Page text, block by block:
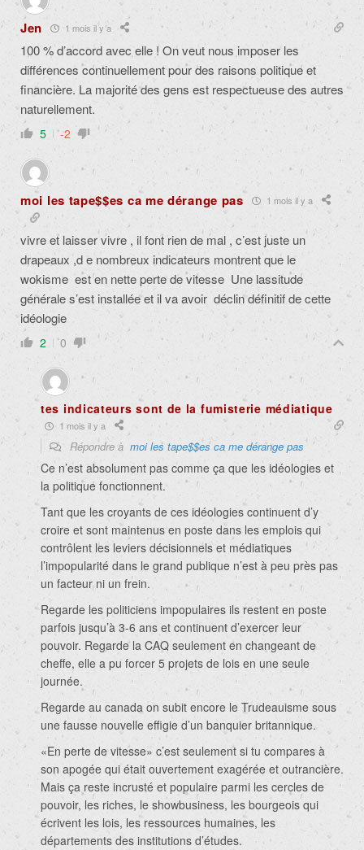
Jen 1 mois il y a
100 % d’accord avec elle ! On veut nous imposer les
différences continuellement pour des raisons politique et
financière. La majorité des gens est respectueuse des autres
naturellement.
5 -2
moi les tape$$es ca me dérange pas 1 mois il y a
vivre et laisser vivre , il font rien de mal , c’est juste un
drapeaux ,d e nombreux indicateurs montrent que le
wokisme est en nette perte de vitesse Une lassitude
générale s’est installée et il va avoir déclin définitif de cette
idéologie
2 0
tes indicateurs sont de la fumisterie médiatique
1 mois il y a
Répondre à moi les tape$$es ca me dérange pas
Ce n’est absolument pas comme ça que les idéologies et
la politique fonctionnent.
Tant que les croyants de ces idéologies continuent d’y
croire et sont maintenus en poste dans les emplois qui
contrôlent les leviers décisionnels et médiatiques
l’impopularité dans le grand publique n’est à peu près pas
un facteur ni un frein.
Regarde les politiciens impopulaires ils restent en poste
parfois jusqu’à 3-6 ans et continuent d’exercer leur
pouvoir. Regarde la CAQ seulement en changeant de
cheffe, elle a pu forcer 5 projets de lois en une seule
journée.
Regarde au canada on subit encore le Trudeauisme sous
une fausse nouvelle effigie d’un banquier britannique.
«En perte de vitesse» c’est seulement si tu compares à
son apogée qui était ouvertement exagérée et outrancière.
Mais ça reste incrusté et populaire parmi les cercles de
pouvoir, les riches, le showbusiness, les bourgeois qui
écrivent les lois, les ressources humaines, les
départements des institutions d’études.